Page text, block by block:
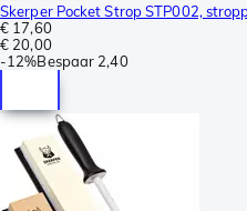
Skerper Pocket Strop STP002,
€ 17,60
€ 20,00
-12%Bespaar 2,40